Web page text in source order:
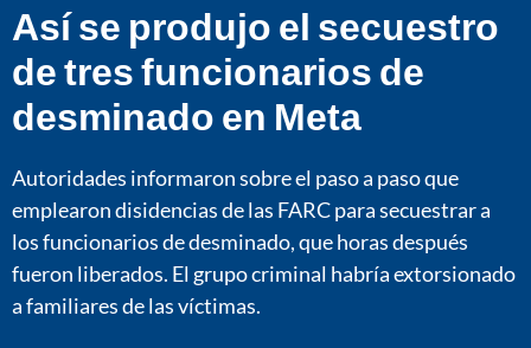
Así se produjo el secuestro
de tres funcionarios de
desminado en Meta
Autoridades informaron sobre el paso a paso que
emplearon disidencias de las FARC para secuestrar a
los funcionarios de desminado, que horas después
fueron liberados. El grupo criminal habría extorsionado
a familiares de las víctimas.